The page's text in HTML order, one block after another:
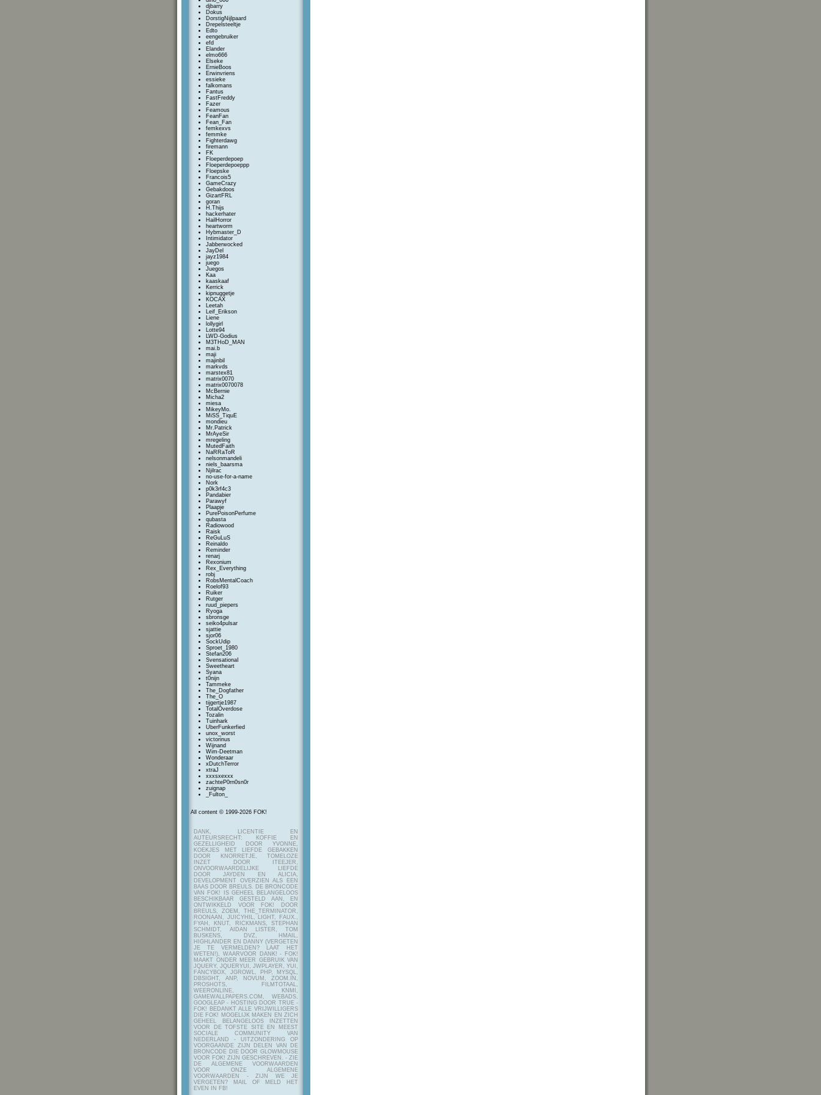
djbarry
Dokus
DorstigNijlpaard
Drepelsteeltje
Edto
eengebruiker
efd
Elander
elmo666
Elseke
ErnieBoos
Erwinvriens
essieke
falkomans
Fantus
FastFreddy
Fazer
Feamous
FeanFan
Fean_Fan
femkexvs
femmke
Fighterdawg
firemann
FK
Floeperdepoep
Floeperdepoeppp
Floepske
Francois5
GameCrazy
Gebakdoos
GizartFRL
goran
H.Thijs
hackerhater
HailHorror
heartworm
Hybmaster_D
Intimidator
Jabberwocked
JayDel
jayz1984
juego
Juegos
Kaa
kaaskaaf
Kerrick
kipnuggetje
KOCAX
Leetah
Leif_Erikson
Liene
lollygirl
Lotte94
LWD-Godius
M3THoD_MAN
mai.b
maji
majinbil
markvds
marstex81
matrix0070
matrix0070078
McBernie
Micha2
miesa
MikeyMo.
MiSS_TiquE
mondieu
Mr.Patrick
MrAyeSir
mregeling
MutedFaith
NaRRaToR
nelsonmandeli
niels_baarsma
Njilrac
no-use-for-a-name
Nork
p0k3rf4c3
Pandabier
Parawyf
Plaapje
PurePoisonPerfume
qubasta
Radiowood
Raisk
ReGuLuS
Reinaldo
Reminder
renarj
Rexonium
Rex_Everything
robj
RobsMentalCoach
Roelof93
Ruiker
Rutger
ruud_piepers
Ryoga
sbronsge
seiko4pulsar
sjattie
sjor06
SockUdip
Sproet_1980
Stefan206
SvensationaI
Sweetheart
Syana
t0nijn
Tammeke
The_Dogfather
The_O
tijgertje1987
TotalOverdose
Tozalin
Tuinhark
UberFunkerfied
unox_worst
victorinus
Wijnand
Wim-Deetman
Wonderaar
xDutchTerror
xtraJ
xxxsxexxx
zachteP0rn0sn0r
zuignap
_Fulton_
All content © 1999-2026 FOK!
DANK, LICENTIE EN
AUTEURSRECHT: KOFFIE EN
GEZELLIGHEID DOOR YVONNE,
KOEKJES MET LIEFDE GEBAKKEN
DOOR KNORRETJE, TOMELOZE
INZET DOOR ITEEJER,
ONVOORWAARDELIJKE LIEFDE
DOOR JAYDEN EN ALICIA,
DEVELOPMENT OVERZIEN ALS EEN
BAAS DOOR BREULS. DE BRONCODE
VAN FOK! IS GEHEEL BELANGELOOS
BESCHIKBAAR GESTELD AAN, EN
ONTWIKKELD VOOR FOK! DOOR
BREULS, ZOEM, THE_TERMINATOR,
ROONAAN, JUICYHIL, LIGHT, FAUX.,
FYAH, KNUT, RICKMANS, STEPHAN
SCHMIDT, AIDAN LISTER, TOM
BUSKENS, DVZ, HMAIL,
HIGHLANDER EN DANNY (VERGETEN
JE TE VERMELDEN? LAAT HET
WETEN!), WAARVOOR DANK! - FOK!
MAAKT ONDER MEER GEBRUIK VAN
JQUERY, JQUERYUI, JWPLAYER, YUI,
FANCYBOX, JGROWL, PHP, MYSQL,
DBSIGHT, ANP, NOVUM, ZOOM.IN,
PROSHOTS, FILMTOTAAL,
WEERONLINE, KNMI,
GAMEWALLPAPERS.COM, WEBADS,
GOOGLEAP - HOSTING DOOR TRUE -
FOK! BEDANKT ALLE VRIJWILLIGERS
DIE FOK! MOGELIJK MAKEN EN ZICH
GEHEEL BELANGELOOS INZETTEN
VOOR DE TOFSTE SITE EN MEEST
SOCIALE COMMUNITY VAN
NEDERLAND - UITZONDERING OP
VOORGAANDE ZIJN DELEN VAN DE
BRONCODE DIE DOOR GLOWMOUSE
VOOR FOK! ZIJN GESCHREVEN. - ZIE
DE ALGEMENE VOORWAARDEN
VOOR ONZE ALGEMENE
VOORWAARDEN - ZIJN WE JE
VERGETEN? MAIL OF MELD HET
EVEN IN FB!